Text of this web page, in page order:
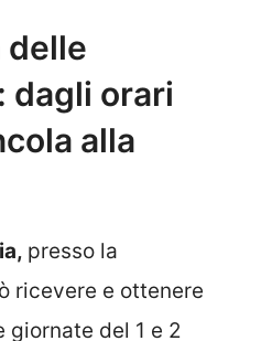
delle
dagli orari
alla
presso la
ricevere e ottenere
giornate del 1 e 2